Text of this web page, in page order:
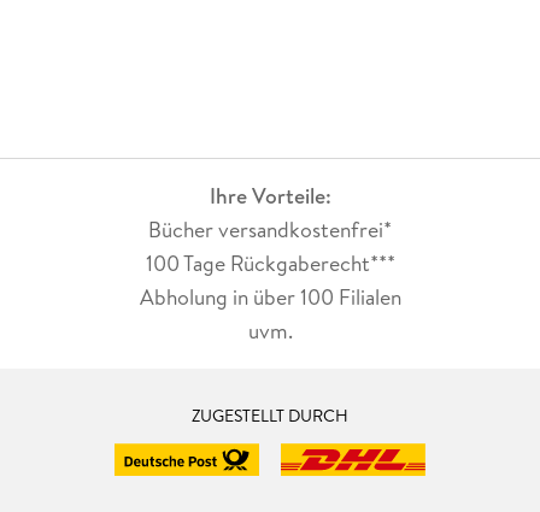
Ihre Vorteile:
Bücher versandkostenfrei*
100 Tage Rückgaberecht***
Abholung in über 100 Filialen
uvm.
ZUGESTELLT DURCH